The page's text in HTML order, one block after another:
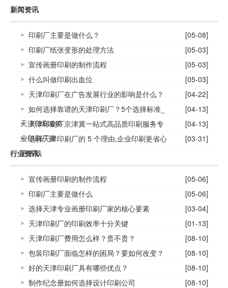
新闻资讯
印刷厂主要是做什么？
[05-08]
印刷厂纸张变形的处理方法
[05-03]
宣传画册印刷的制作流程
[05-03]
什么叫做印刷出血位
[05-03]
天津印刷厂在广告发展行业的影响是什么？
[04-22]
如何选择靠谱的天津印刷厂？5个选择标准_
天津印刷攻略
[04-13]
天津印刷厂京津冀一站式高品质印刷服务专
业印刷厂家
[04-13]
选择天津印刷厂的 5 个理由,企业印刷更省心
更省钱
[03-31]
行业资讯
宣传画册印刷的制作流程
[05-06]
印刷厂主要是做什么
[05-06]
选择天津专业画册印刷厂家的核心要素
[03-04]
天津印刷厂的印刷效率十分关键
[01-13]
天津印刷厂费用怎么样？贵不贵？
[08-10]
包装印刷厂面临怎样的困局？要如何改变？
[08-10]
好的天津印刷厂具有哪些优点？
[08-10]
制作纪念册如何选择设计印刷公司
[08-10]